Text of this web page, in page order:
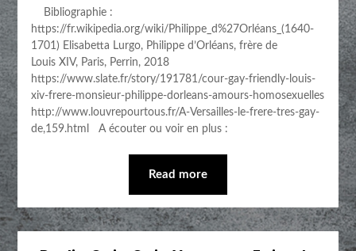
Bibliographie :
https://fr.wikipedia.org/wiki/Philippe_d%27Orléans_(1640-
1701) Elisabetta Lurgo, Philippe d’Orléans, frère de
Louis XIV, Paris, Perrin, 2018
https://www.slate.fr/story/191781/cour-gay-friendly-louis-
xiv-frere-monsieur-philippe-dorleans-amours-homosexuelles
http://www.louvrepourtous.fr/A-Versailles-le-frere-tres-gay-
de,159.html A écouter ou voir en plus :
Read more